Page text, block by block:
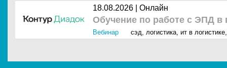
18.08.2026 | Онлайн
Обучение по работе с ЭПД в
Вебинар сэд, логистика, ит в логистике